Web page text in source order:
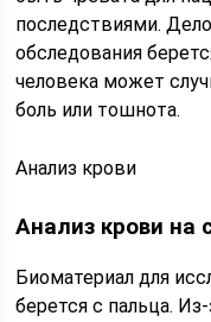
последствиями.
обследования
человека может
боль или тошнота.
Анализ крови
Анализ крови на
Биоматериал для
берется с пальца.